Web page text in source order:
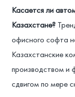
Касается ли
Казахстане?
офисного софта
Казахстанские
производством и
сдвигом по мере